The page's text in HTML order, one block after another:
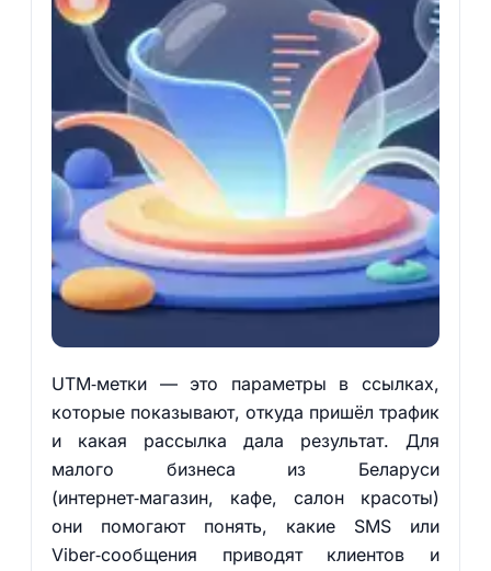
UTM‑метки — это параметры в ссылках,
которые показывают, откуда пришёл трафик
и какая рассылка дала результат. Для
малого бизнеса из Беларуси
(интернет‑магазин, кафе, салон красоты)
они помогают понять, какие SMS или
Viber‑сообщения приводят клиентов и